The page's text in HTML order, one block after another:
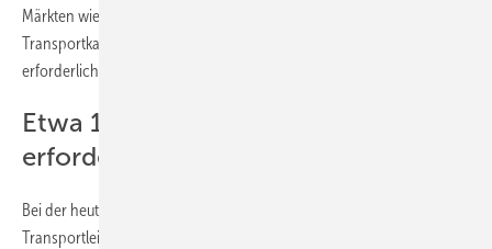
Märkten wie den USA oder Katar zu importieren, wären zusätzliche
Transportkapazitäten für ca. 280 Mio. m
erforderlich.
Etwa 160 zusätzliche LNG-Tanker
erforderlich
Bei der heutigen Standardgröße von 174 000 m
Transportleistung von ca. 10 Fahrten pro Jahr würde dieser Bedarf